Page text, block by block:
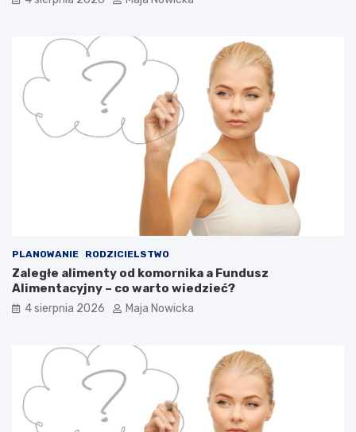
PLANOWANIE RODZICIELSTWO
Zaległe alimenty od komornika a Fundusz
Alimentacyjny – co warto wiedzieć?
4 sierpnia 2026 Maja Nowicka